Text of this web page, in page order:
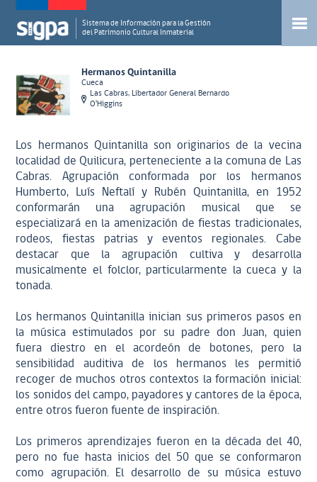
Sistema de Información para la Gestión
del Patrimonio Cultural Inmaterial
Hermanos Quintanilla
Cueca
Las Cabras, Libertador General Bernardo
O'Higgins
Los hermanos Quintanilla son originarios de la vecina
localidad de Quilicura, perteneciente a la comuna de Las
Cabras. Agrupación conformada por los hermanos
Humberto, Luís Neftalí y Rubén Quintanilla, en 1952
conformarán una agrupación musical que se
especializará en la amenización de fiestas tradicionales,
rodeos, fiestas patrias y eventos regionales. Cabe
destacar que la agrupación cultiva y desarrolla
musicalmente el folclor, particularmente la cueca y la
tonada.
Los hermanos Quintanilla inician sus primeros pasos en
la música estimulados por su padre don Juan, quien
fuera diestro en el acordeón de botones, pero la
sensibilidad auditiva de los hermanos les permitió
recoger de muchos otros contextos la formación inicial:
los sonidos del campo, payadores y cantores de la época,
entre otros fueron fuente de inspiración.
Los primeros aprendizajes fueron en la década del 40,
pero no fue hasta inicios del 50 que se conformaron
como agrupación. El desarrollo de su música estuvo